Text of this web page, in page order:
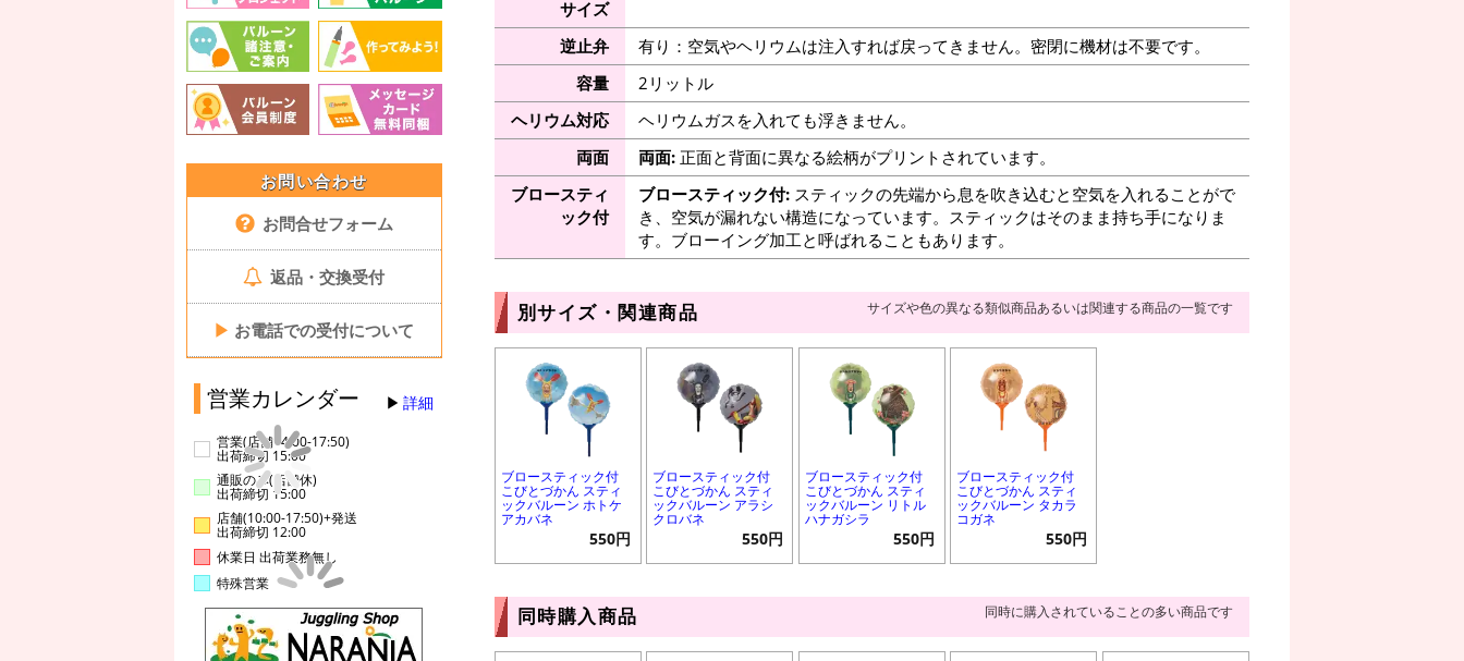
お問い合わせ
お問合せフォーム
返品・交換受付
▶ お電話での受付について
営業カレンダー 詳細
営業(店舗14:00-17:50)
出荷締切 15:00
通販のみ(店舗休)
出荷締切 15:00
店舗(10:00-17:50)+発送
出荷締切 12:00
休業日 出荷業務無し
特殊営業
サイズ
逆止弁
有り：空気やヘリウムは注入すれば戻ってきません。密閉に機材は不要です。
容量
2リットル
ヘリウム対応
ヘリウムガスを入れても浮きません。
両面
両面:正面と背面に異なる絵柄がプリントされています。
ブロースティ
ック付
ブロースティック付:スティックの先端から息を吹き込むと空気を入れることがで
き、空気が漏れない構造になっています。スティックはそのまま持ち手になりま
す。ブローイング加工と呼ばれることもあります。
別サイズ・関連商品 サイズや色の異なる類似商品あるいは関連する商品の一覧です
ブロースティック付
こびとづかん スティ
ックバルーン ホトケ
アカバネ
550円
ブロースティック付
こびとづかん スティ
ックバルーン アラシ
クロバネ
550円
ブロースティック付
こびとづかん スティ
ックバルーン リトル
ハナガシラ
550円
ブロースティック付
こびとづかん スティ
ックバルーン タカラ
コガネ
550円
同時購入商品 同時に購入されていることの多い商品です